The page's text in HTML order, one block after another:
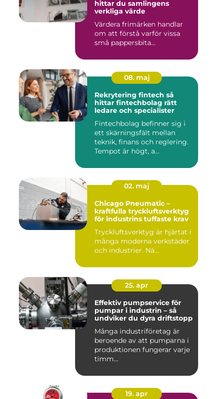
hittar du samlingens
verkliga värde
Värdera frimärken handlar
om att förstå varför vissa
små pappersbita...
08. maj
Rekrytering fintech så
hittar fintechbolag rätt
ledare och specialister
Fintechbolag befinner sig i
ett skärningsfält mellan
teknik, finans och reglering.
Tempot är högt, a...
02. maj
Chicago Pneumatic –
kraftfulla tryckluftsverktyg
för industrins tuffaste krav
Tryckluftsverktyg är hjärtat i
många moderna verkstäder
och industrier. Nä...
25. apr
Effektiv pumpservice för
pumpar i industrin – så
undviker du dyra driftstopp
Många industriföretag är
beroende av att pumparna i
produktionen fungerar varje
timm...
19. apr